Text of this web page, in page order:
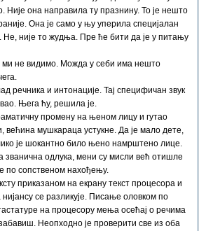
Није она направила ту празнину. То је нешто
Она је само у њу уперила специјалан
Не, није то жудња. Пре ће бити да је у питању
не видимо. Можда у себи има нешто
речника и интонације. Тај специфичан звук
Њега ћу, решила је.
промену на њеном лицу и гутао
већина мушкараца устукне. Да је мало дете,
је шокантно било њено намрштено лице.
званична одлука, мени су мисли већ отишле
по сопственом нахођењу.
приказаном на екрану текст процесора и
се разликује. Писање оловком по
на процесору мења осећај о речима
Неопходно је проверити све из оба